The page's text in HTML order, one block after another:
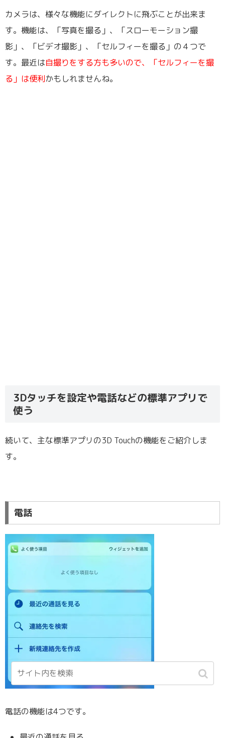
カメラは、様々な機能にダイレクトに飛ぶことが出来ま
す。機能は、「写真を撮る」、「スローモーション撮
影」、「ビデオ撮影」、「セルフィーを撮る」の４つで
す。最近は自撮りをする方も多いので、「セルフィーを撮
る」は便利かもしれませんね。
3Dタッチを設定や電話などの標準アプリで
使う
続いて、主な標準アプリの3D Touchの機能をご紹介しま
す。
電話
電話の機能は4つです。